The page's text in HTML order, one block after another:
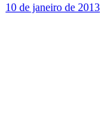
10 de janeiro de 2013